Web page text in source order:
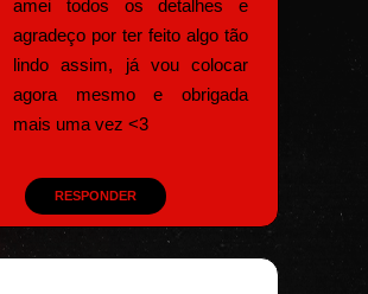
amei todos os detalhes e
agradeço por ter feito algo tão
lindo assim, já vou colocar
agora mesmo e obrigada
mais uma vez <3
RESPONDER